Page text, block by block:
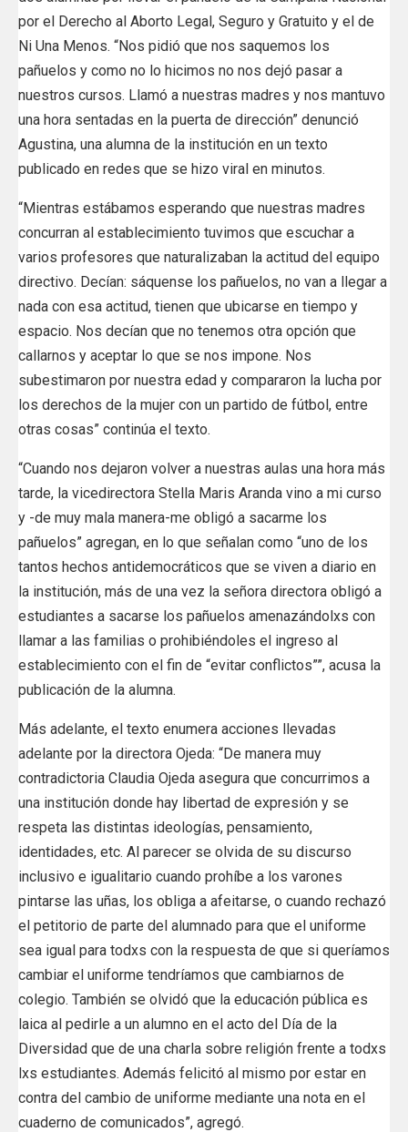
por el Derecho al Aborto Legal, Seguro y Gratuito y el de
Ni Una Menos. “Nos pidió que nos saquemos los
pañuelos y como no lo hicimos no nos dejó pasar a
nuestros cursos. Llamó a nuestras madres y nos mantuvo
una hora sentadas en la puerta de dirección” denunció
Agustina, una alumna de la institución en un texto
publicado en redes que se hizo viral en minutos.
“Mientras estábamos esperando que nuestras madres
concurran al establecimiento tuvimos que escuchar a
varios profesores que naturalizaban la actitud del equipo
directivo. Decían: sáquense los pañuelos, no van a llegar a
nada con esa actitud, tienen que ubicarse en tiempo y
espacio. Nos decían que no tenemos otra opción que
callarnos y aceptar lo que se nos impone. Nos
subestimaron por nuestra edad y compararon la lucha por
los derechos de la mujer con un partido de fútbol, entre
otras cosas” continúa el texto.
“Cuando nos dejaron volver a nuestras aulas una hora más
tarde, la vicedirectora Stella Maris Aranda vino a mi curso
y -de muy mala manera-me obligó a sacarme los
pañuelos” agregan, en lo que señalan como “uno de los
tantos hechos antidemocráticos que se viven a diario en
la institución, más de una vez la señora directora obligó a
estudiantes a sacarse los pañuelos amenazándolxs con
llamar a las familias o prohibiéndoles el ingreso al
establecimiento con el fin de “evitar conflictos””, acusa la
publicación de la alumna.
Más adelante, el texto enumera acciones llevadas
adelante por la directora Ojeda: “De manera muy
contradictoria Claudia Ojeda asegura que concurrimos a
una institución donde hay libertad de expresión y se
respeta las distintas ideologías, pensamiento,
identidades, etc. Al parecer se olvida de su discurso
inclusivo e igualitario cuando prohíbe a los varones
pintarse las uñas, los obliga a afeitarse, o cuando rechazó
el petitorio de parte del alumnado para que el uniforme
sea igual para todxs con la respuesta de que si queríamos
cambiar el uniforme tendríamos que cambiarnos de
colegio. También se olvidó que la educación pública es
laica al pedirle a un alumno en el acto del Día de la
Diversidad que de una charla sobre religión frente a todxs
lxs estudiantes. Además felicitó al mismo por estar en
contra del cambio de uniforme mediante una nota en el
cuaderno de comunicados”, agregó.